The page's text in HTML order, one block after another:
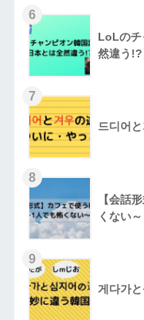
6
LoLのチ
然違う!?
7
드디어
8
【会話
くない～
9
게다가と